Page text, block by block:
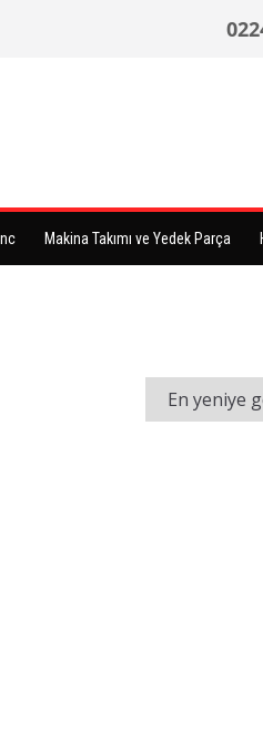
Makina Takımı ve Yedek Parça